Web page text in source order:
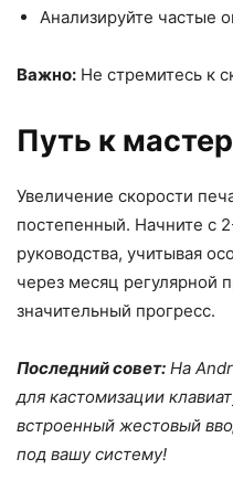
Анализируйте частые
Важно: Не стремитесь к
Путь к
Увеличение скорости
постепенный. Начните с
руководства, учитывая
через месяц регулярной
значительный прогресс.
Последний совет: На
для кастомизации
встроенный жестовый
под вашу систему!